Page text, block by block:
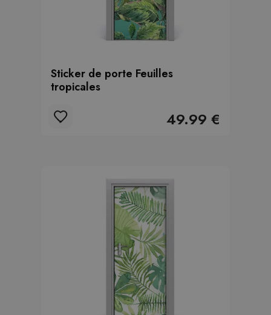
Sticker de porte Feuilles
tropicales
49.99 €